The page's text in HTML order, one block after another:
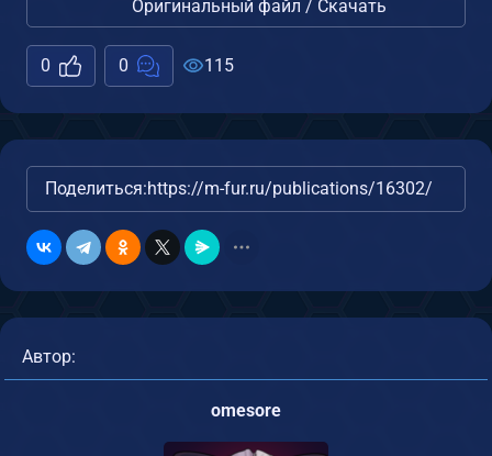
Оригинальный файл / Скачать
0 0 115
Поделиться:https://m-fur.ru/publications/16302/
Автор:
omesore